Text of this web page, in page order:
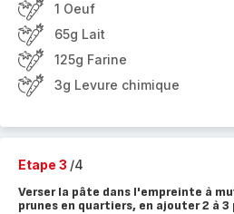
1 Oeuf
65g Lait
125g Farine
3g Levure chimique
Etape 3 /4
Verser la pâte dans l'empreinte à
prunes en quartiers, en ajouter 2 à